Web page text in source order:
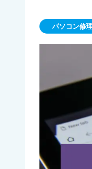
パソコン修